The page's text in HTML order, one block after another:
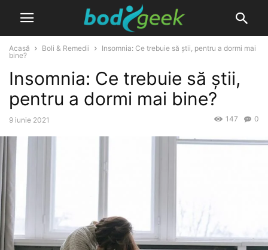
Acasă Boli & Remedii
Insomnia: Ce trebuie să știi, pentru a dormi mai
bine?
Insomnia: Ce trebuie să știi,
pentru a dormi mai bine?
9 iunie 2021 0
147